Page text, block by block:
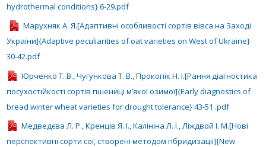
hydrothermal conditions} 6-29.pdf
Марухняк А. Я.[Адаптивні особливості сортів вівса на Заході
України]{Adaptive peculiarities of oat varieties on West of Ukraine}
30-42.pdf
Юрченко Т. В., Чугункова Т. В., Прокопік Н. І.[Рання діагностика
посухостійкості сортів пшениці м’якої озимої]{Early diagnostics of
bread winter wheat varieties for drought tolerance} 43-51 .pdf
Медведєва Л. Р., Кренців Я. І., Калініна Л. І., Ліждвой І. М.[Нові
перспективні сорти сої, створені методом гібридизації]{New